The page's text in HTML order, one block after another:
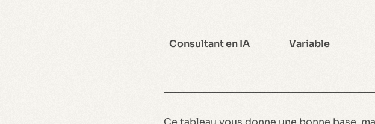
Consultant en IA Variable